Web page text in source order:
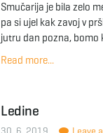
Smučarija je bila zelo
pa si ujel kak zavoj v
jutru dan pozna, bomo
Read more...
Ledine